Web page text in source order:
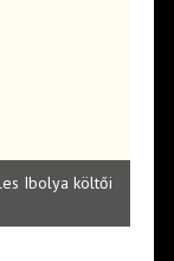
Ibolya költői